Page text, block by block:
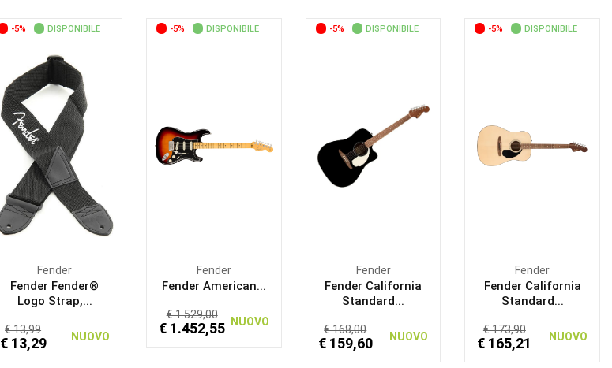
-5% DISPONIBILE
Fender
Fender Fender®
Logo Strap,...
€ 13,99
€ 13,29 NUOVO
-5% DISPONIBILE
Fender
Fender American...
€ 1.529,00
€ 1.452,55 NUOVO
-5% DISPONIBILE
Fender
Fender California
Standard...
€ 168,00
€ 159,60 NUOVO
-5% DISPONIBILE
Fender
Fender California
Standard...
€ 173,90
€ 165,21 NUOVO